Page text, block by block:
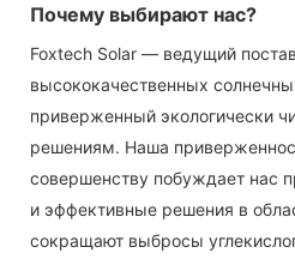
Почему выбирают нас?
Foxtech Solar — ведущий
высококачественных
приверженный экологически
решениям. Наша
совершенству побуждает нас
и эффективные решения в
сокращают выбросы